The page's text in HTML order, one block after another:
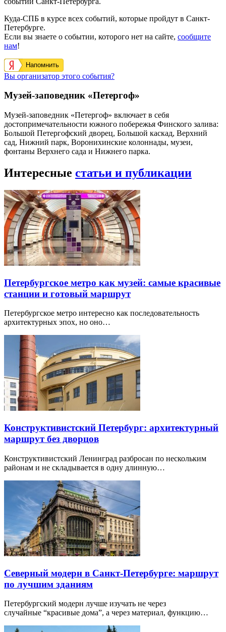
Куда-СПБ в курсе всех событий, которые пройдут в Санкт-
Петербурге.
Если вы знаете о событии, которого нет на сайте, сообщите
нам!
Напомнить
Вы организатор этого события?
Музей-заповедник «Петергоф»
Музей-заповедник «Петергоф» включает в себя
достопримечательности южного побережья Финского залива:
Большой Петергофский дворец, Большой каскад, Верхний
сад, Нижний парк, Воронихинские колоннады, музеи,
фонтаны Верхнего сада и Нижнего парка.
Интересные статьи и публикации
Петербургское метро как музей: самые красивые
станции и готовый маршрут
Петербургское метро интересно как последовательность
архитектурных эпох, но оно…
Конструктивистский Петербург: архитектурный
маршрут без дворцов
Конструктивистский Ленинград разбросан по нескольким
районам и не складывается в одну длинную…
Северный модерн в Санкт-Петербурге: маршрут
по лучшим зданиям
Петербургский модерн лучше изучать не через
случайные “красивые дома”, а через материал, функцию…